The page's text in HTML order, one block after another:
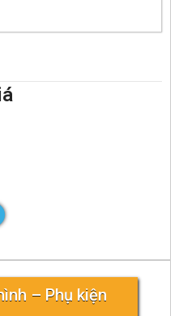
– Phụ kiện